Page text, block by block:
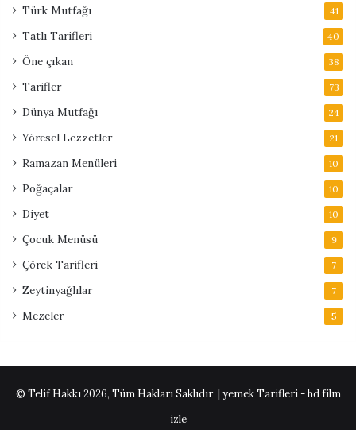
Türk Mutfağı 41
Tatlı Tarifleri 40
Öne çıkan 38
Tarifler 73
Dünya Mutfağı 24
Yöresel Lezzetler 21
Ramazan Menüleri 10
Poğaçalar 10
Diyet 10
Çocuk Menüsü 9
Çörek Tarifleri 7
Zeytinyağlılar 7
Mezeler 5
© Telif Hakkı 2026, Tüm Hakları Saklıdır | yemek Tarifleri -hd film
izle